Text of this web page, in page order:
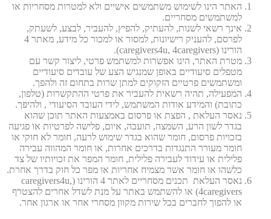
האתר הינו לשימוש משתמשים אישיים ולא למטרות מסחריות או
למשתמשים מסחריים.
אינך רשאי לשנות, להעתיק, להפיץ, להעביר, לבצע, לשעתק,
לפרסם, להעניק רישיונות, למסור או למכור כל מידע, מאתר 4
הורינו (caregivers4u, 4caregivers).
מטרת האתר, הינו אפשרות למשתמש פרטי, ליצור קשר עם
מטפלים סיעודיים באופן שמנגיש הצע של עובדים סיעודיים
ומשתמשים פרטיים הזקוקים למתן שרות בתחום זה ולהפך.
המפעילה, תהיה רשאית להעביר את פרטי ההתקשרות (טלפון,
כתובת) והמידע אודות המשתמש, לידי העובד הסיעודי , ולהיפך.
נאסר העלאת , הפצת או פרסום באמצעות האתר תוכן שהוא
בגדר לשון הרע, השמצה, תועבה, איום, פלישה לפרטיות או פגיעה
בזכויות פרסום, חומר שהוא בגדר שימוש לרעה, חומר לא חוקי או
חומר מעורר התנגדות בדרכים אחרות, או חומר המהווה עבירה
פלילית או עידוד לעבירה פלילית, חומר המפר את זכויותיו של צד
כלשהו או חומר אשר מצמיח אחריות או מפר כל חוק בדרך אחרת.
נאסר העלאת תכנים מסחריים לאתר 4 הורינו (caregivers4u,
4caregivers) או להשתמש באתר על מנת לשדל אחרים להצטרף
או להפוך לחברים בכל שירות מקוון מסחרי אחר או ארגון אחר.